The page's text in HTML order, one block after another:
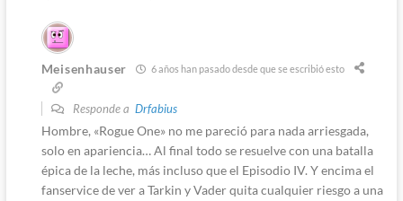
Meisenhauser 6 años han pasado desde que se escribió esto
Responde a Drfabius
Hombre, «Rogue One» no me pareció para nada arriesgada,
solo en apariencia… Al final todo se resuelve con una batalla
épica de la leche, más incluso que el Episodio IV. Y encima el
fanservice de ver a Tarkin y Vader quita cualquier riesgo a una